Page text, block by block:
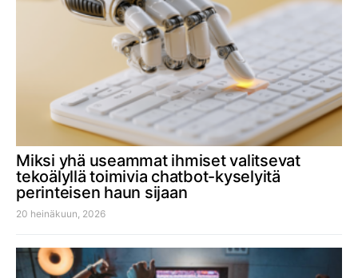
Miksi yhä useammat ihmiset valitsevat
tekoälyllä toimivia chatbot-kyselyitä
perinteisen haun sijaan
20 heinäkuun, 2026